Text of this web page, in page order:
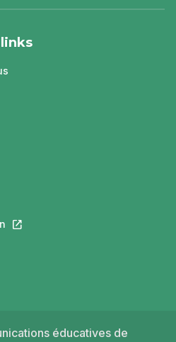
in a new tab.
a new tab.
open in a new tab.
will open in a new tab.
new tab.
This link will open in a new tab.
a new tab.
new tab.
éducatives de